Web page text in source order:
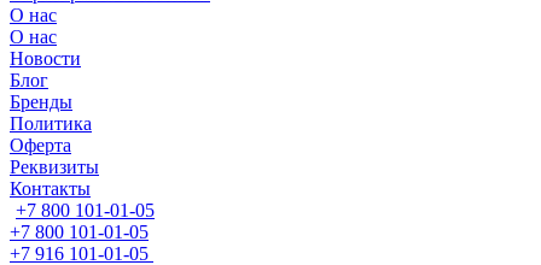
О нас
О нас
Новости
Блог
Бренды
Политика
Оферта
Реквизиты
Контакты
+7 800 101-01-05
+7 800 101-01-05
+7 916 101-01-05